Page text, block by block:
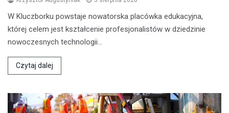
W Kluczborku powstaje nowatorska placówka edukacyjna,
której celem jest kształcenie profesjonalistów w dziedzinie
nowoczesnych technologii…
Czytaj dalej